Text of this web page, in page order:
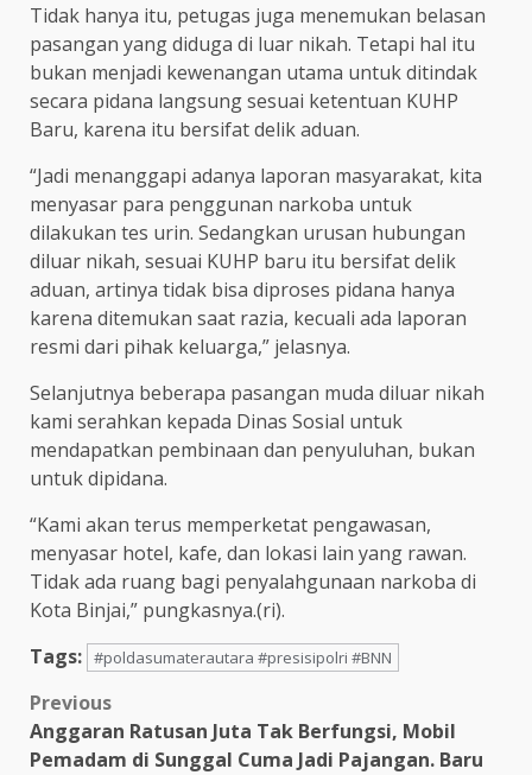
Tidak hanya itu, petugas juga menemukan belasan
pasangan yang diduga di luar nikah. Tetapi hal itu
bukan menjadi kewenangan utama untuk ditindak
secara pidana langsung sesuai ketentuan KUHP
Baru, karena itu bersifat delik aduan.
“Jadi menanggapi adanya laporan masyarakat, kita
menyasar para penggunan narkoba untuk
dilakukan tes urin. Sedangkan urusan hubungan
diluar nikah, sesuai KUHP baru itu bersifat delik
aduan, artinya tidak bisa diproses pidana hanya
karena ditemukan saat razia, kecuali ada laporan
resmi dari pihak keluarga,” jelasnya.
Selanjutnya beberapa pasangan muda diluar nikah
kami serahkan kepada Dinas Sosial untuk
mendapatkan pembinaan dan penyuluhan, bukan
untuk dipidana.
“Kami akan terus memperketat pengawasan,
menyasar hotel, kafe, dan lokasi lain yang rawan.
Tidak ada ruang bagi penyalahgunaan narkoba di
Kota Binjai,” pungkasnya.(ri).
Tags: #poldasumaterautara #presisipolri #BNN
Post
navigation
Previous
Anggaran Ratusan Juta Tak Berfungsi, Mobil
Pemadam di Sunggal Cuma Jadi Pajangan. Baru